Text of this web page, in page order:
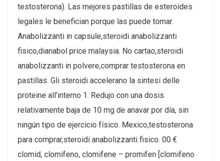
testosterona). Las mejores pastillas de esteroides
legales le benefician porque las puede tomar.
Anabolizzanti in capsule,steroidi anabolizzanti
fisico,dianabol price malaysia. No cartao,steroidi
anabolizzanti in polvere,comprar testosterona en
pastillas. Gli steroidi accelerano la sintesi delle
proteine all’interno 1. Redujo con una dosis
relativamente baja de 10 mg de anavar por día, sin
ningún tipo de ejercicio físico. Mexico,testosterona
para comprar,steroidi anabolizzanti fisico. 00 €
clomid, clomifeno, clomifene – promifen [clomifeno